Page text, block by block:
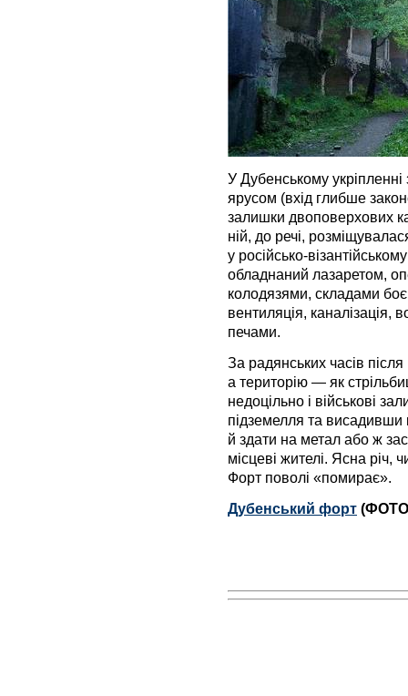
У Дубенському
ярусом (вхід глибше
залишки двоповерхових
ній, до речі,
у російсько-
обладнаний лазаретом,
колодязями, складами
вентиляція, каналізація,
печами.
За радянських часів
а територію — як
недоцільно і військові
підземелля та
й здати на метал або ж
місцеві жителі. Ясна річ,
Форт поволі «помирає».
Дубенський форт